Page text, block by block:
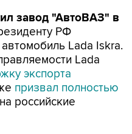
завод "АвтоВАЗ" в
РФ
Lada Iskra.
Lada
экспорта
призвал полностью
российские